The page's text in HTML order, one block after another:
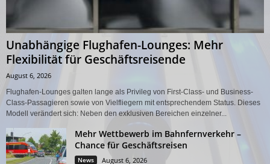
Unabhängige Flughafen-Lounges: Mehr
Flexibilität für Geschäftsreisende
August 6, 2026
Flughafen-Lounges galten lange als Privileg von First-Class- und Business-
Class-Passagieren sowie von Vielfliegern mit entsprechendem Status. Dieses
Modell verändert sich: Neben den exklusiven Bereichen einzelner...
Mehr Wettbewerb im Bahnfernverkehr –
Chance für Geschäftsreisen
News August 6, 2026